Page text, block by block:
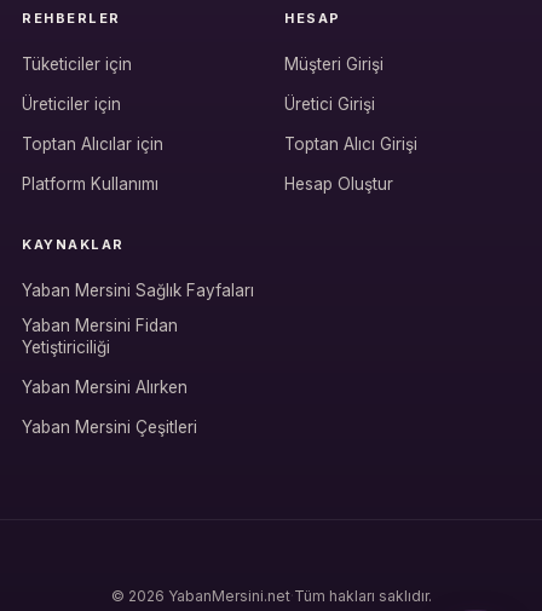
Hesabına giriş yap
Üretici / çiftçi paneli
REHBERLER
Tüketiciler için
Üreticiler için
Toptan Alıcılar için
Platform Kullanımı
HESAP
Müşteri Girişi
Üretici Girişi
Toptan Alıcı Girişi
Hesap Oluştur
KAYNAKLAR
Yaban Mersini Sağlık Fayfaları
Yaban Mersini Fidan
Yetiştiriciliği
Yaban Mersini Alırken
Yaban Mersini Çeşitleri
© 2026 YabanMersini.net·Tüm hakları saklıdır.